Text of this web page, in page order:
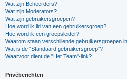
Wat zijn Beheerders?
Wat zijn Moderators?
Wat zijn gebruikersgroepen?
Hoe word ik lid van een gebruikersgroep?
Hoe word ik een groepsleider?
Waarom staan verschillende gebruikersgroepen
Wat is de "Standaard gebruikersgroep"?
Waarvoor dient de "Het Team"-link?
Privéberichten